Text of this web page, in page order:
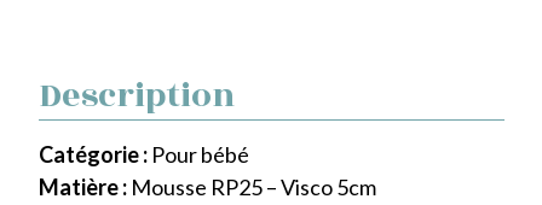
Description
Catégorie : Pour bébé
Matière : Mousse RP25 – Visco 5cm